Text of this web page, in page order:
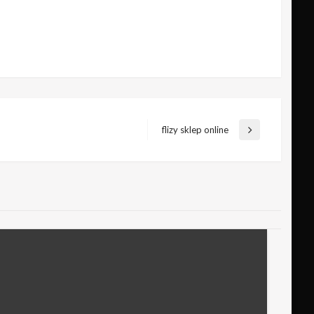
Następny
flizy sklep online